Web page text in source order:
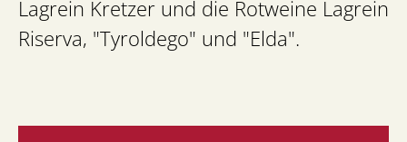
Lagrein Kretzer und die Rotweine Lagrein
Riserva, "Tyroldego" und "Elda".